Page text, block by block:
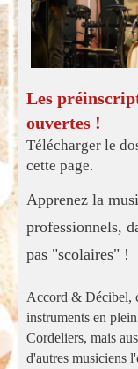
Les
ouvertes !
Télécharger le
cette page.
Apprenez la
professionnels,
pas "scolaires" !
Accord & Décibel,
instruments en
Cordeliers, mais
d'autres musiciens